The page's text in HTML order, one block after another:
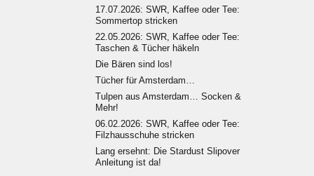
17.07.2026: SWR, Kaffee oder Tee:
Sommertop stricken
22.05.2026: SWR, Kaffee oder Tee:
Taschen & Tücher häkeln
Die Bären sind los!
Tücher für Amsterdam…
Tulpen aus Amsterdam… Socken &
Mehr!
06.02.2026: SWR, Kaffee oder Tee:
Filzhausschuhe stricken
Lang ersehnt: Die Stardust Slipover
Anleitung ist da!